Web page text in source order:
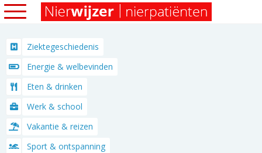
Ziektegeschiedenis
Energie & welbevinden
Eten & drinken
Werk & school
Vakantie & reizen
Sport & ontspanning